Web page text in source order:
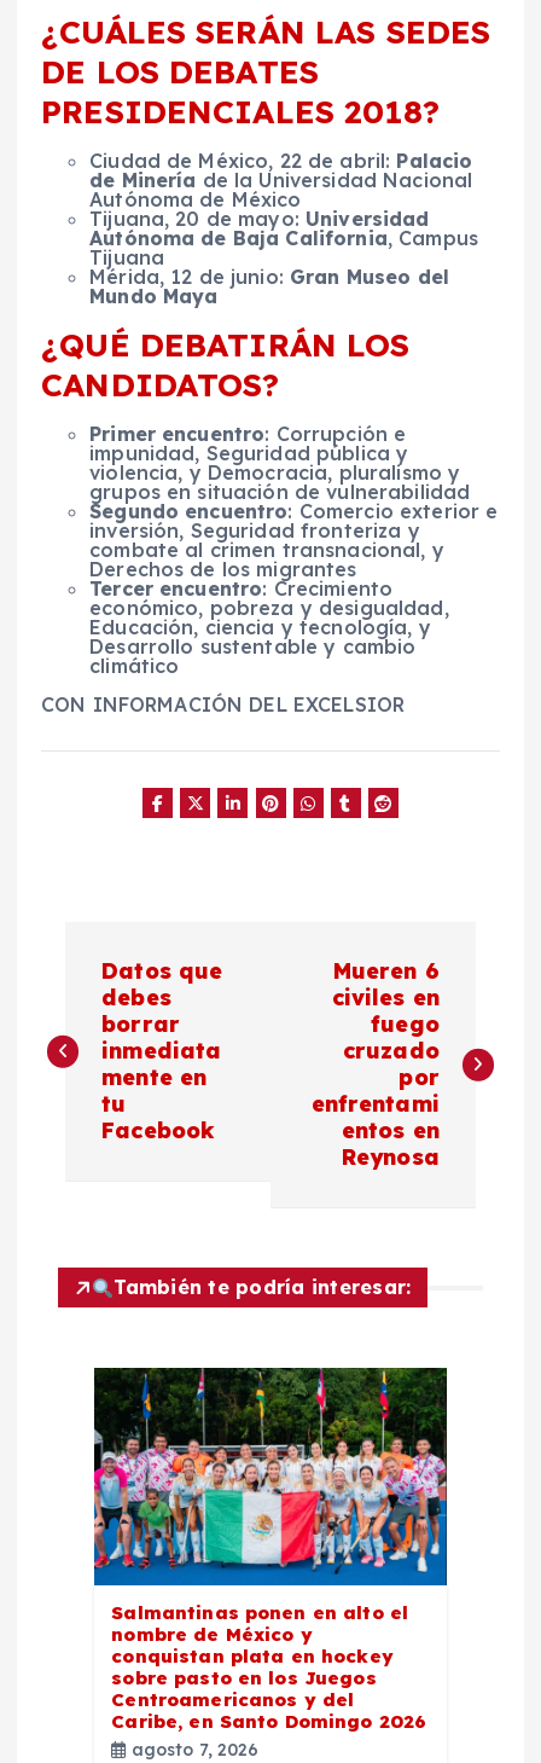
¿CUÁLES SERÁN LAS SEDES
DE LOS DEBATES
PRESIDENCIALES 2018?
Ciudad de México, 22 de abril: Palacio
de Minería de la Universidad Nacional
Autónoma de México
Tijuana, 20 de mayo: Universidad
Autónoma de Baja California, Campus
Tijuana
Mérida, 12 de junio: Gran Museo del
Mundo Maya
¿QUÉ DEBATIRÁN LOS
CANDIDATOS?
Primer encuentro: Corrupción e
impunidad, Seguridad pública y
violencia, y Democracia, pluralismo y
grupos en situación de vulnerabilidad
Segundo encuentro: Comercio exterior e
inversión, Seguridad fronteriza y
combate al crimen transnacional, y
Derechos de los migrantes
Tercer encuentro: Crecimiento
económico, pobreza y desigualdad,
Educación, ciencia y tecnología, y
Desarrollo sustentable y cambio
climático
CON INFORMACIÓN DEL EXCELSIOR
v
c
Datos que
debes
borrar
inmediata
mente en
tu
Facebook
Mueren 6
civiles en
fuego
cruzado
por
enfrentami
entos en
Reynosa
También te podría interesar:
Salmantinas ponen en alto el
nombre de México y
conquistan plata en hockey
sobre pasto en los Juegos
Centroamericanos y del
Caribe, en Santo Domingo 2026
agosto 7, 2026